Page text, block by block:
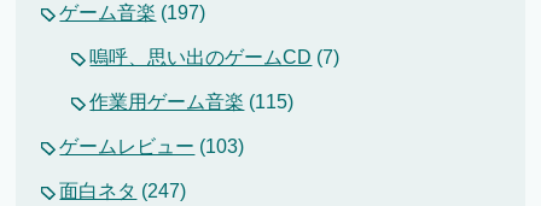
ゲーム音楽 (197)
嗚呼、思い出のゲームCD (7)
作業用ゲーム音楽 (115)
ゲームレビュー (103)
面白ネタ (247)